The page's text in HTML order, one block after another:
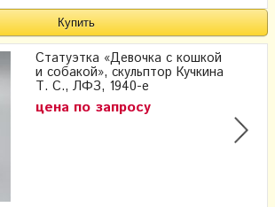
Статуэтка «Девочка с кошкой
и собакой», скульптор Кучкина
Т. С., ЛФЗ, 1940-е
цена по запросу